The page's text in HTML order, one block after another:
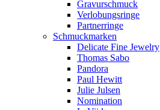
Gravurschmuck
Verlobungsringe
Partnerringe
Schmuckmarken
Delicate Fine Jewelry
Thomas Sabo
Pandora
Paul Hewitt
Julie Julsen
Nomination